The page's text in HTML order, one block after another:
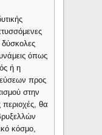
δύσκολες
όπως
ή η
προς
στην
θα
κόσμο,